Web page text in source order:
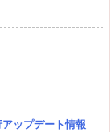
ップデート情報